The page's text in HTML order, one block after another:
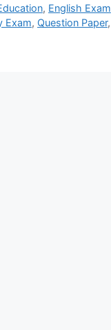
, English Exam
Exam, Question Paper,